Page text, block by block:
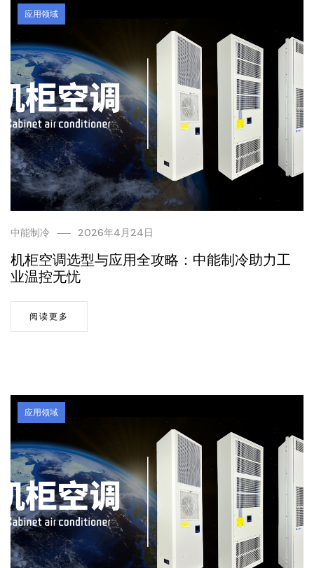
应用领域
中能制冷 2026年4月24日
机柜空调选型与应用全攻略：中能制冷助力工
业温控无忧
阅读更多
应用领域